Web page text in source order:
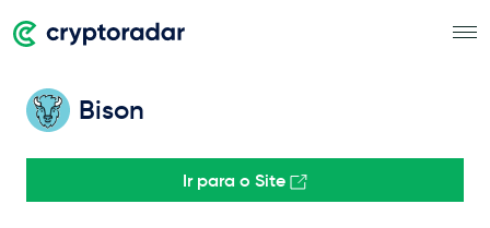
Bison
Ir para o Site